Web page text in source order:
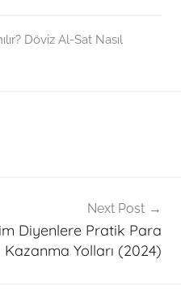
Döviz Al-Sat Nasıl
Next Post
Diyenlere Pratik Para
Kazanma Yolları (2024)